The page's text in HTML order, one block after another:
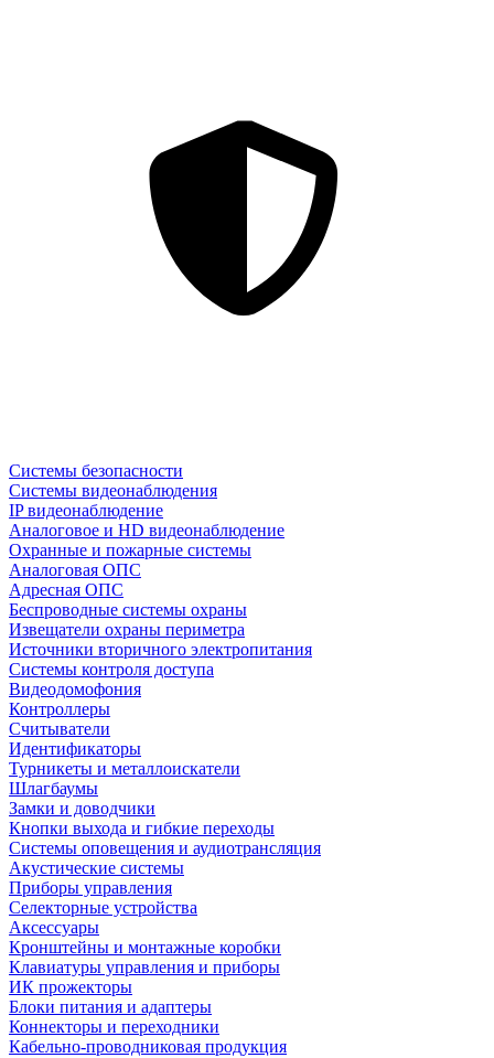
Системы безопасности
Системы видеонаблюдения
IP видеонаблюдение
Аналоговое и HD видеонаблюдение
Охранные и пожарные системы
Аналоговая ОПС
Адресная ОПС
Беспроводные системы охраны
Извещатели охраны периметра
Источники вторичного электропитания
Системы контроля доступа
Видеодомофония
Контроллеры
Считыватели
Идентификаторы
Турникеты и металлоискатели
Шлагбаумы
Замки и доводчики
Кнопки выхода и гибкие переходы
Системы оповещения и аудиотрансляция
Акустические системы
Приборы управления
Селекторные устройства
Аксессуары
Кронштейны и монтажные коробки
Клавиатуры управления и приборы
ИК прожекторы
Блоки питания и адаптеры
Коннекторы и переходники
Кабельно-проводниковая продукция